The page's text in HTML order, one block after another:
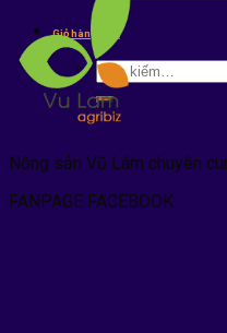
kiếm:
Giỏ hàng / ₫
Tìm
kiếm:
Nông sản Vũ Lâm chuyên
FANPAGE FACEBOOK